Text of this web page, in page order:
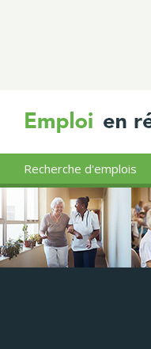
Recherche d'emplois